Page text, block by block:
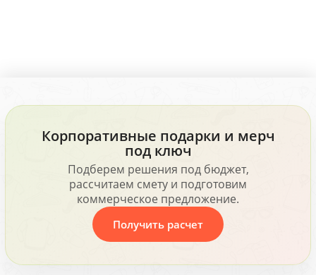
Корпоративные подарки и мерч
под ключ
Подберем решения под бюджет,
рассчитаем смету и подготовим
коммерческое предложение.
Получить расчет